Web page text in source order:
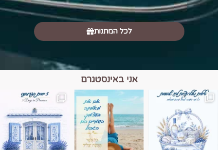
לכל המתנות
אני באינסטגרם
הם הגבול 💙🩵